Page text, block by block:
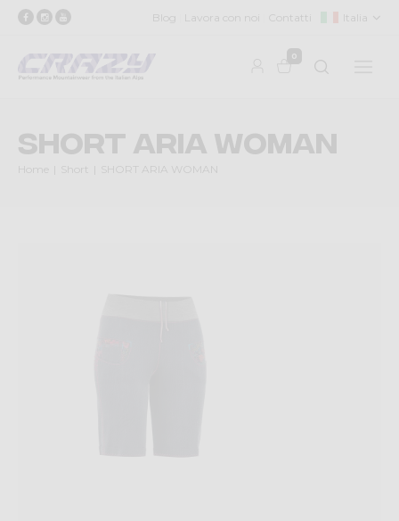
Blog Lavora con noi Contatti Italia
0
SHORT ARIA WOMAN
Home Short SHORT ARIA WOMAN